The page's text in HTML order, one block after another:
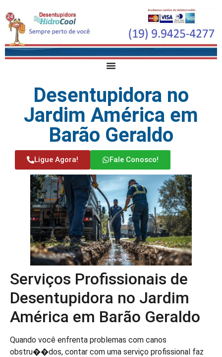
Desentupidora no
Jardim América em
Barão Geraldo
Ligue Agora! Fale Conosco!
Serviços Profissionais de
Desentupidora no Jardim
América em Barão Geraldo
Quando você enfrenta problemas com canos
obstru��dos, contar com uma serviço profissional faz